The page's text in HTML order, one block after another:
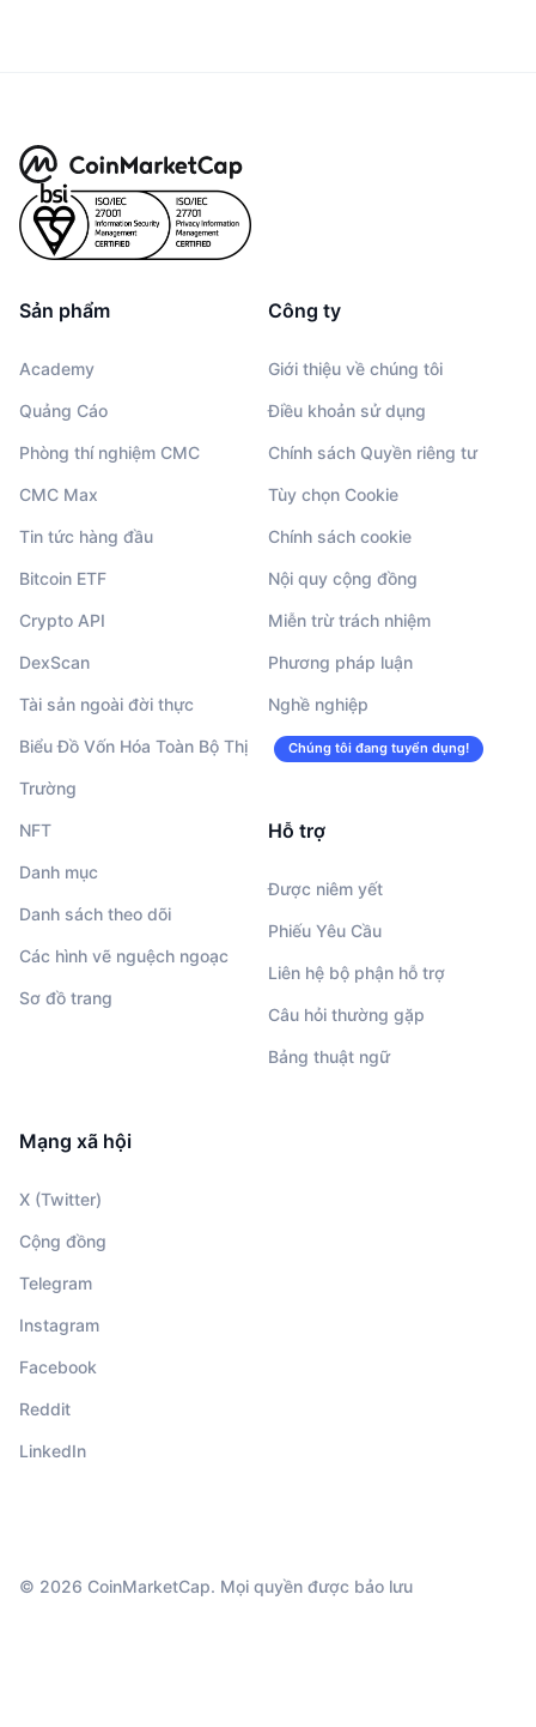
Sản phẩm
Academy
Quảng Cáo
Phòng thí nghiệm CMC
CMC Max
Tin tức hàng đầu
Bitcoin ETF
Crypto API
DexScan
Tài sản ngoài đời thực
Biểu Đồ Vốn Hóa Toàn Bộ Thị
Trường
NFT
Danh mục
Danh sách theo dõi
Các hình vẽ nguệch ngoạc
Sơ đồ trang
Công ty
Giới thiệu về chúng tôi
Điều khoản sử dụng
Chính sách Quyền riêng tư
Tùy chọn Cookie
Chính sách cookie
Nội quy cộng đồng
Miễn trừ trách nhiệm
Phương pháp luận
Nghề nghiệp
Chúng tôi đang tuyển dụng!
Hỗ trợ
Được niêm yết
Phiếu Yêu Cầu
Liên hệ bộ phận hỗ trợ
Câu hỏi thường gặp
Bảng thuật ngữ
Mạng xã hội
X (Twitter)
Cộng đồng
Telegram
Instagram
Facebook
Reddit
LinkedIn
© 2026 CoinMarketCap. Mọi quyền được bảo lưu